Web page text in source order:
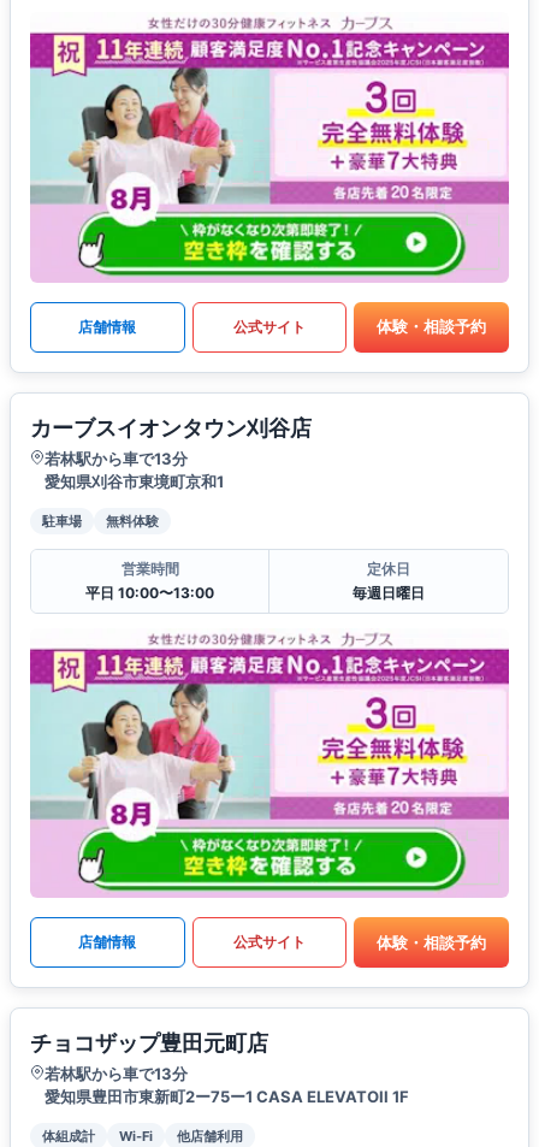
店舗情報 公式サイト 体験・相談予約
カーブスイオンタウン刈谷店
若林駅から車で13分
愛知県刈谷市東境町京和1
駐車場 無料体験
営業時間
平日 10:00〜13:00
定休日
毎週日曜日
店舗情報 公式サイト 体験・相談予約
チョコザップ豊田元町店
若林駅から車で13分
愛知県豊田市東新町2ー75ー1 CASA ELEVATOII 1F
体組成計 Wi-Fi 他店舗利用